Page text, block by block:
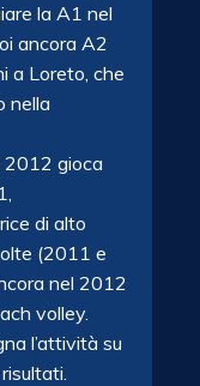
la A1 nel
ancora A2
a Loreto, che
nella
2012 gioca
di alto
(2011 e
nel 2012
volley.
l’attività su